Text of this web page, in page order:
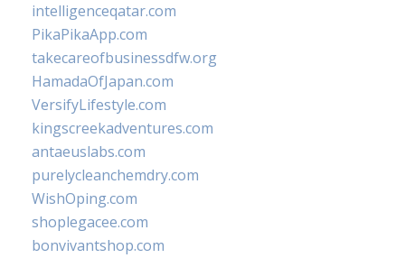
intelligenceqatar.com
PikaPikaApp.com
takecareofbusinessdfw.org
HamadaOfJapan.com
VersifyLifestyle.com
kingscreekadventures.com
antaeuslabs.com
purelycleanchemdry.com
WishOping.com
shoplegacee.com
bonvivantshop.com